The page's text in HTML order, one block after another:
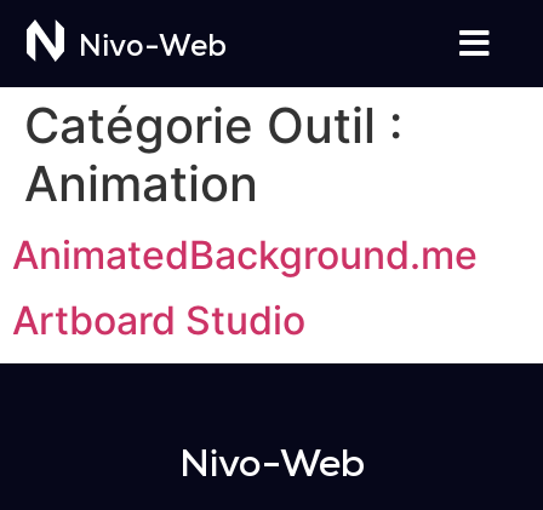
Nivo-Web
Catégorie Outil :
Animation
AnimatedBackground.me
Artboard Studio
Nivo-Web